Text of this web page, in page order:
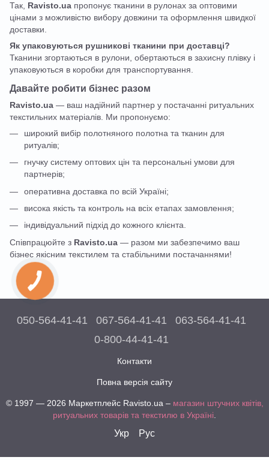
Так, Ravisto.ua пропонує тканини в рулонах за оптовими
цінами з можливістю вибору довжини та оформлення швидкої
доставки.
Як упаковуються рушникові тканини при доставці?
Тканини згортаються в рулони, обертаються в захисну плівку і
упаковуються в коробки для транспортування.
Давайте робити бізнес разом
Ravisto.ua — ваш надійний партнер у постачанні ритуальних
текстильних матеріалів. Ми пропонуємо:
широкий вибір полотняного полотна та тканин для
ритуалів;
гнучку систему оптових цін та персональні умови для
партнерів;
оперативна доставка по всій Україні;
висока якість та контроль на всіх етапах замовлення;
індивідуальний підхід до кожного клієнта.
Співпрацюйте з Ravisto.ua — разом ми забезпечимо ваш
бізнес якісним текстилем та стабільними постачаннями!
050-564-41-41 067-564-41-41
063-564-41-41
0-800-44-41-41
Контакти
Повна версія сайту
© 1997 — 2026 Маркетплейс Ravisto.ua – магазин штучних квітів,
ритуальних товарів та текстилю в Україні
Укр Рус